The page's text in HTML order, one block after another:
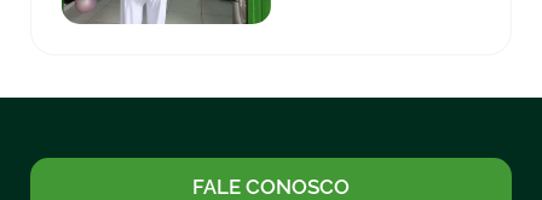
FALE CONOSCO